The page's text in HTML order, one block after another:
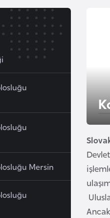
Mersin